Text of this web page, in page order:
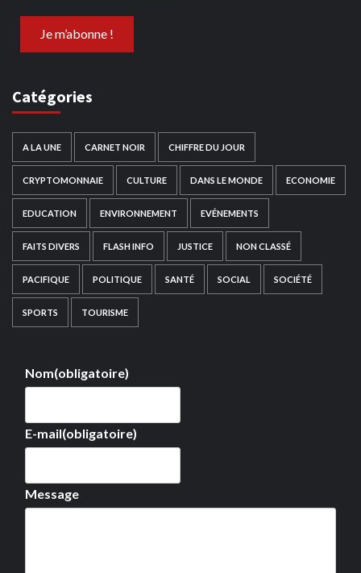
Catégories
A LA UNE CARNET NOIR CHIFFRE DU JOUR
CRYPTOMONNAIE CULTURE DANS LE MONDE ECONOMIE
EDUCATION ENVIRONNEMENT EVÉNEMENTS
FAITS DIVERS FLASH INFO JUSTICE NON CLASSÉ
PACIFIQUE POLITIQUE SANTÉ SOCIAL SOCIÉTÉ
SPORTS TOURISME
Nom(obligatoire)
E-mail(obligatoire)
Message